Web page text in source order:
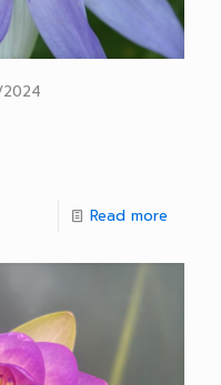
2024
Read more